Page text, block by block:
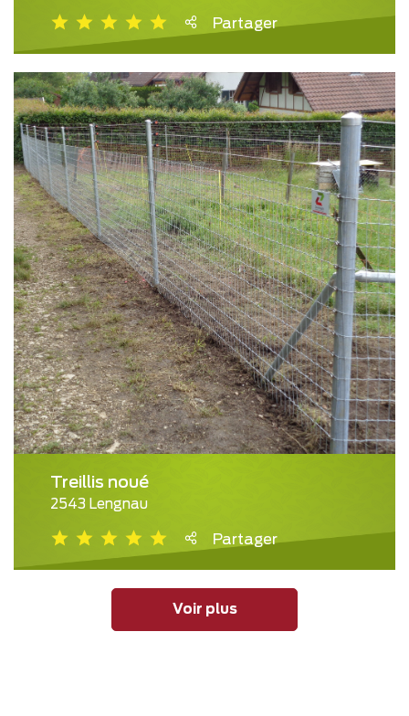
Partager
Treillis noué
2543 Lengnau
Partager
Voir plus